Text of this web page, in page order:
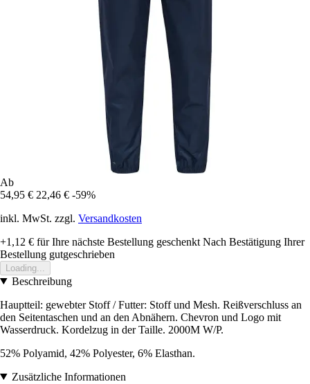
Ab
54,95 € 22,46 € -59%
inkl. MwSt. zzgl. Versandkosten
+1,12 € für Ihre nächste Bestellung geschenkt Nach Bestätigung Ihrer
Bestellung gutgeschrieben
Loading...
Beschreibung
Hauptteil: gewebter Stoff / Futter: Stoff und Mesh. Reißverschluss an
den Seitentaschen und an den Abnähern. Chevron und Logo mit
Wasserdruck. Kordelzug in der Taille. 2000M W/P.
52% Polyamid, 42% Polyester, 6% Elasthan.
Zusätzliche Informationen